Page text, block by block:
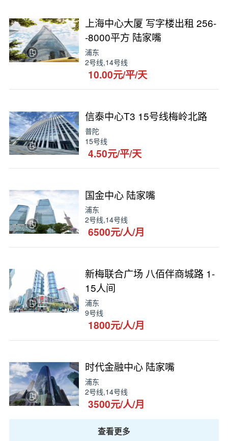
上海中心大厦 写字楼出租 256-
-8000平方 陆家嘴
浦东
2号线,14号线
10.00元/平/天
信泰中心T3 15号线梅岭北路
普陀
15号线
4.50元/平/天
国金中心 陆家嘴
浦东
2号线,14号线
6500元/人/月
新梅联合广场 八佰伴商城路 1-
15人间
浦东
9号线
1800元/人/月
时代金融中心 陆家嘴
浦东
2号线,14号线
3500元/人/月
查看更多